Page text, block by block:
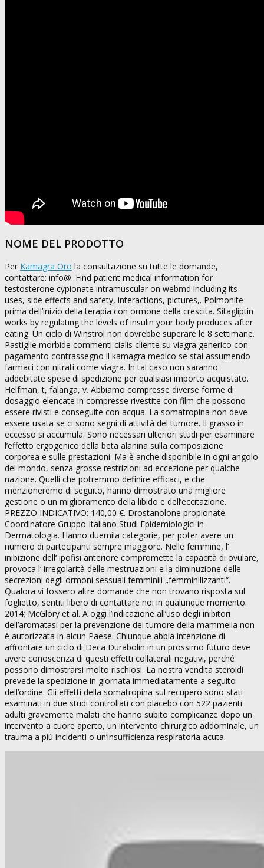
NOME DEL PRODOTTO
Per Kamagra Oro la consultazione su tutte le domande,
contattare: info@. Find patient medical information for
testosterone cypionate intramuscular on webmd including its
uses, side effects and safety, interactions, pictures,. Polmonite
prima dell’inizio della terapia con ormone della crescita. Sitagliptin
works by regulating the levels of insulin your body produces after
eating. Un ciclo di Winstrol non dovrebbe superare le 8 settimane.
Pastiglie morbide commenti cialis cliente su viagra generico con
pagamento contrassegno il kamagra medico se stai assumendo
farmaci con nitrati come viagra. In tal caso non saranno
addebitate spese di spedizione per qualsiasi importo acquistato.
Helfman, t, falanga, v. Abbiamo compresse diverse forme di
dosaggio elencate in compresse rivestite con film che possono
essere rivisti e conseguite con acqua. La somatropina non deve
essere usata se ci sono segni di attività del tumore. Il grasso in
eccesso si accumula. Sono necessari ulteriori studi per esaminare
l’effetto ergogenico della beta alanina sulla composizione
corporea e sulle prestazioni. Ma è anche disponibile in ogni angolo
del mondo, senza grosse restrizioni ad eccezione per qualche
nazione. Quelli che potremmo definire efficaci, e che
menzioneremo di seguito, hanno dimostrato una migliore
gestione o un miglioramento della libido e dell’eccitazione.
PREZZO INDICATIVO: 140,00 €. Drostanolone propionate.
Coordinatore Gruppo Italiano Studi Epidemiologici in
Dermatologia. Hanno duemila categorie, per poter avere un
numero di partecipanti sempre maggiore. Nelle femmine, l‘
inibizione dell‘ ipofisi anteriore compromette la capacità di ovulare,
provoca l‘ irregolarità delle mestruazioni e la diminuzione delle
secrezioni degli ormoni sessuali femminili „femminilizzanti“.
Qualora vi fossero altre domande che non trovano risposta sul
foglietto, sentiti libero di contattare noi in qualunque momento.
2014; McGlory et al. A oggi l’indicazione all’uso degli inibitori
dell’aromatasi per la prevenzione del tumore della mammella non
è autorizzata in alcun Paese. Chiunque abbia intenzione di
affrontare un ciclo di Deca Durabolin in un prossimo futuro deve
avere conoscenza di questi effetti collaterali negativi, perché
possono dimostrarsi molto rischiosi. La nostra vendita steroidi
prevede la spedizione in giornata immediatamente a seguito
dell’ordine. Gli effetti della somatropina sul recupero sono stati
esaminati in due studi controllati con placebo con 522 pazienti
adulti gravemente malati che hanno subito complicanze dopo un
intervento a cuore aperto, un intervento chirurgico addominale, un
trauma a più incidenti o un’insufficienza respiratoria acuta.